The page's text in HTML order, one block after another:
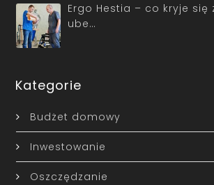
Ergo Hestia – co kryje się
ube…
Kategorie
Budżet domowy
Inwestowanie
Oszczędzanie